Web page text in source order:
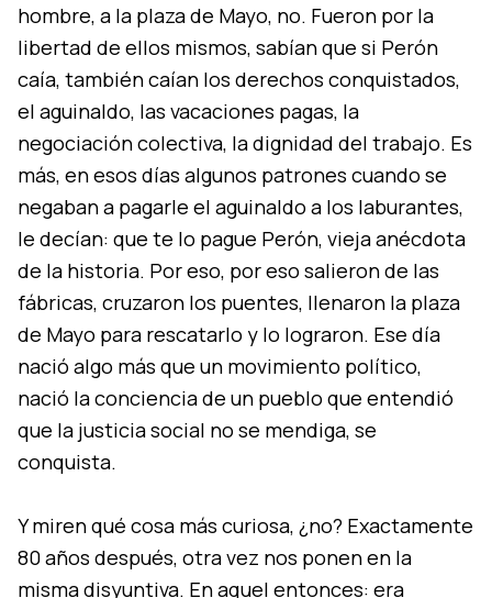
hombre, a la plaza de Mayo, no. Fueron por la
libertad de ellos mismos, sabían que si Perón
caía, también caían los derechos conquistados,
el aguinaldo, las vacaciones pagas, la
negociación colectiva, la dignidad del trabajo. Es
más, en esos días algunos patrones cuando se
negaban a pagarle el aguinaldo a los laburantes,
le decían: que te lo pague Perón, vieja anécdota
de la historia. Por eso, por eso salieron de las
fábricas, cruzaron los puentes, llenaron la plaza
de Mayo para rescatarlo y lo lograron. Ese día
nació algo más que un movimiento político,
nació la conciencia de un pueblo que entendió
que la justicia social no se mendiga, se
conquista.
Y miren qué cosa más curiosa, ¿no? Exactamente
80 años después, otra vez nos ponen en la
misma disyuntiva. En aquel entonces: era